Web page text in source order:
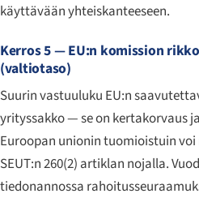
käyttävään yhteiskanteeseen.
Kerros 5 — EU:n komission
(valtiotaso)
Suurin vastuuluku EU:n
yrityssakko — se on kertakorvaus
Euroopan unionin tuomioistuin
SEUT:n 260(2) artiklan nojalla.
tiedonannossa